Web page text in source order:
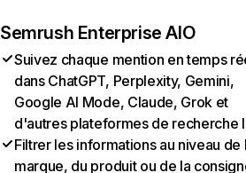
Semrush Enterprise AIO
Suivez chaque mention en temps
dans ChatGPT, Perplexity, Gemini,
Google AI Mode, Claude, Grok et
d'autres plateformes de recherche
Filtrer les informations au niveau de
marque, du produit ou de la